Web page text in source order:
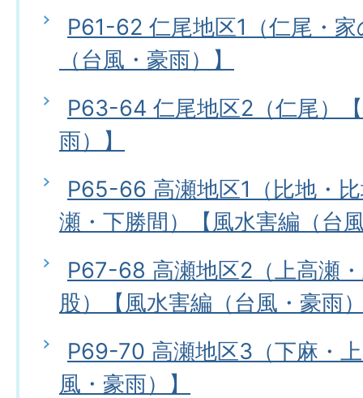
P61-62 仁尾地区1（仁尾・
（台風・豪雨）】
P63-64 仁尾地区2（仁尾）
雨）】
P65-66 高瀬地区1（比地・
瀬・下勝間）【風水害編（台
P67-68 高瀬地区2（上高瀬
股）【風水害編（台風・豪雨
P69-70 高瀬地区3（下麻・
風・豪雨）】